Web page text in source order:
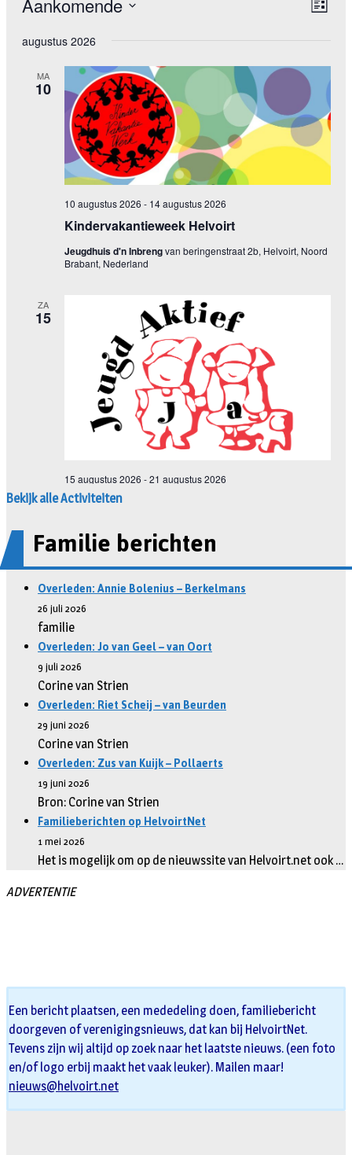
Bekijk alle Activiteiten
Familie berichten
Overleden: Annie Bolenius – Berkelmans
26 juli 2026
familie
Overleden: Jo van Geel – van Oort
9 juli 2026
Corine van Strien
Overleden: Riet Scheij – van Beurden
29 juni 2026
Corine van Strien
Overleden: Zus van Kuijk – Pollaerts
19 juni 2026
Bron: Corine van Strien
Familieberichten op HelvoirtNet
1 mei 2026
Het is mogelijk om op de nieuwssite van Helvoirt.net ook …
ADVERTENTIE
Een bericht plaatsen, een mededeling doen, familiebericht
doorgeven of verenigingsnieuws, dat kan bij HelvoirtNet.
Tevens zijn wij altijd op zoek naar het laatste nieuws. (een foto
en/of logo erbij maakt het vaak leuker). Mailen maar!
nieuws@helvoirt.net